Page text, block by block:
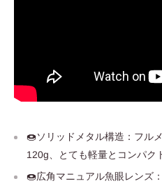
🍩ソリッドメタル構造：フル
120g、とても軽量とコンパク
🍩広角マニュアル魚眼レンズ